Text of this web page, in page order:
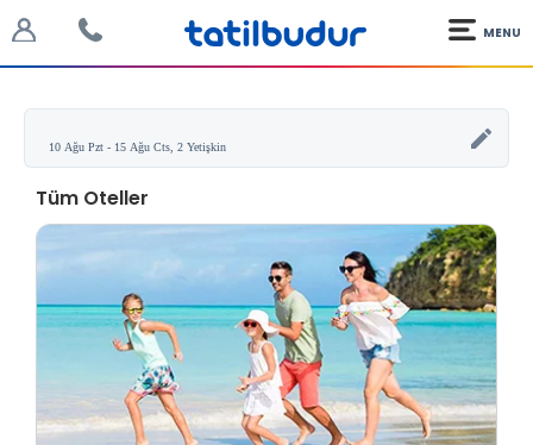
MENU
Tüm Oteller